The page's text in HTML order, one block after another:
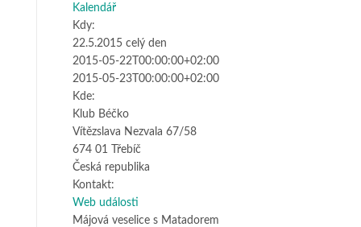
Kalendář
Na této stránce nelze Mapy Google
Kdy:
22.5.2015 celý den
2015-05-22T00:00:00+02:00
2015-05-23T00:00:00+02:00
Kde:
Klub Béčko
Vítězslava Nezvala 67/58
674 01 Třebíč
Česká republika
Kontakt:
Web události
Májová veselice s Matadorem